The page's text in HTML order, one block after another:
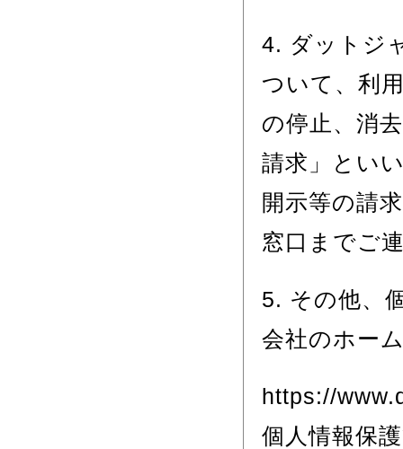
4. ダットジ
ついて、利
の停止、消
請求」とい
開示等の請
窓口までご
5. その他、
会社のホー
https://
個人情報保